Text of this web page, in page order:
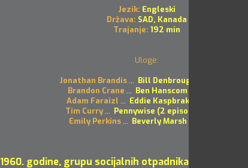
Jezik: Engleski
Država: SAD, Kanada
Trajanje: 192 min
Uloge:
Jonathan Brandis... Bill Denbrough - Age 12 /
Brandon Crane ... Ben Hanscom - Age 12 /
Adam Faraizl ... Eddie Kaspbrak - Age 12 /
Tim Curry... Pennywise (2 episodes, 1990)
Emily Perkins... Beverly Marsh - Age 12 /
1960. godine, grupu socijalnih otpadnika maltetiranu